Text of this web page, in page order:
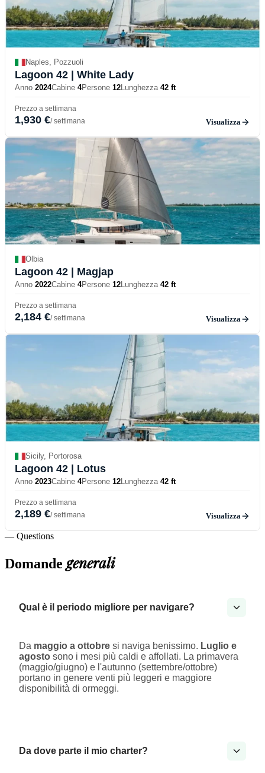
Naples, Pozzuoli
Lagoon 42 | White Lady
Anno 2024Cabine 4Persone 12Lunghezza 42 ft
Prezzo a settimana
1,930 €/ settimana Visualizza
Olbia
Lagoon 42 | Magjap
Anno 2022Cabine 4Persone 12Lunghezza 42 ft
Prezzo a settimana
2,184 €/ settimana Visualizza
Sicily, Portorosa
Lagoon 42 | Lotus
Anno 2023Cabine 4Persone 12Lunghezza 42 ft
Prezzo a settimana
2,189 €/ settimana Visualizza
— Questions
Domandegenerali
Qual è il periodo migliore per navigare?
Da maggio a ottobre si naviga benissimo. Luglio e
agosto sono i mesi più caldi e affollati. La primavera
(maggio/giugno) e l'autunno (settembre/ottobre)
portano in genere venti più leggeri e maggiore
disponibilità di ormeggi.
Da dove parte il mio charter?